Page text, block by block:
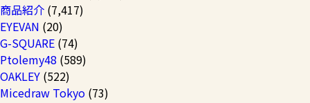
商品紹介 (7,417)
EYEVAN (20)
G-SQUARE (74)
Ptolemy48 (589)
OAKLEY (522)
Micedraw Tokyo (73)